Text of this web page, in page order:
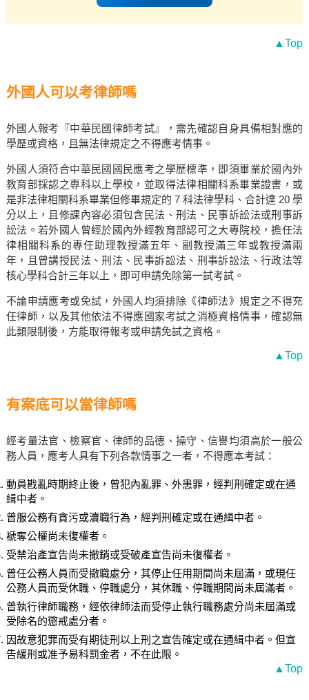
▲Top
外國人可以考律師嗎
外國人報考『中華民國律師考試』，需先確認自身具備相對應的
學歷或資格，且無法律規定之不得應考情事。
外國人須符合中華民國國民應考之學歷標準，即須畢業於國內外
教育部採認之專科以上學校，並取得法律相關科系畢業證書，或
是非法律相關科系畢業但修畢規定的 7 科法律學科、合計達 20 學
分以上，且修課內容必須包含民法、刑法、民事訴訟法或刑事訴
訟法。若外國人曾經於國內外經教育部認可之大專院校，擔任法
律相關科系的專任助理教授滿五年、副教授滿三年或教授滿兩
年，且曾講授民法、刑法、民事訴訟法、刑事訴訟法、行政法等
核心學科合計三年以上，即可申請免除第一試考試。
不論申請應考或免試，外國人均須排除《律師法》規定之不得充
任律師，以及其他依法不得應國家考試之消極資格情事，確認無
此類限制後，方能取得報考或申請免試之資格。
▲Top
有案底可以當律師嗎
經考量法官、檢察官、律師的品德、操守、信譽均須高於一般公
務人員，應考人具有下列各款情事之一者，不得應本考試：
動員戡亂時期終止後，曾犯內亂罪、外患罪，經判刑確定或在通
緝中者。
曾服公務有貪污或瀆職行為，經判刑確定或在通緝中者。
褫奪公權尚未復權者。
受禁治產宣告尚未撤銷或受破產宣告尚未復權者。
曾任公務人員而受撤職處分，其停止任用期間尚未屆滿，或現任
公務人員而受休職、停職處分，其休職、停職期間尚未屆滿者。
曾執行律師職務，經依律師法而受停止執行職務處分尚未屆滿或
受除名的懲戒處分者。
因故意犯罪而受有期徒刑以上刑之宣告確定或在通緝中者。但宣
告緩刑或准予易科罰金者，不在此限。
▲Top